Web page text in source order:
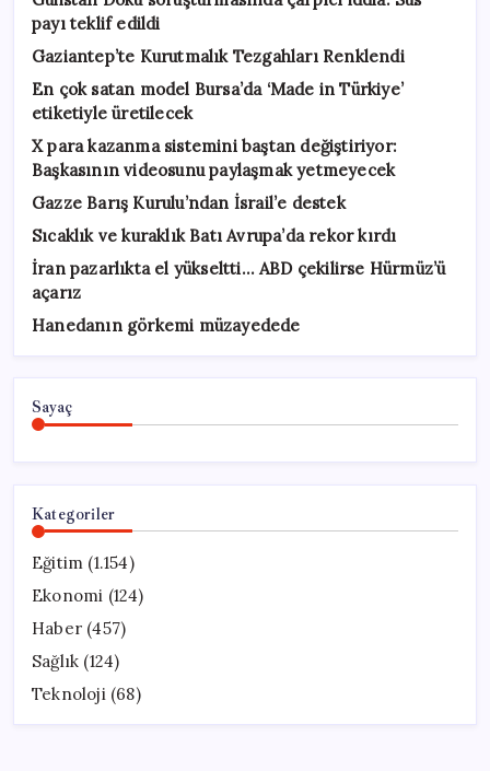
payı teklif edildi
Gaziantep’te Kurutmalık Tezgahları Renklendi
En çok satan model Bursa’da ‘Made in Türkiye’
etiketiyle üretilecek
X para kazanma sistemini baştan değiştiriyor:
Başkasının videosunu paylaşmak yetmeyecek
Gazze Barış Kurulu’ndan İsrail’e destek
Sıcaklık ve kuraklık Batı Avrupa’da rekor kırdı
İran pazarlıkta el yükseltti… ABD çekilirse Hürmüz’ü
açarız
Hanedanın görkemi müzayedede
Sayaç
Kategoriler
Eğitim (1.154)
Ekonomi (124)
Haber (457)
Sağlık (124)
Teknoloji (68)